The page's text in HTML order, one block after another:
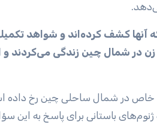
در شمال چین زندگی می‌کردند و
خاص در شمال ساحلی چین رخ
باستانی برای پاسخ به این